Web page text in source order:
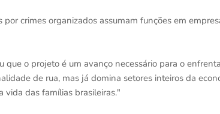
crimes organizados assumam funções em
que o projeto é um avanço necessário para o
de rua, mas já domina setores inteiros da
vida das famílias brasileiras."